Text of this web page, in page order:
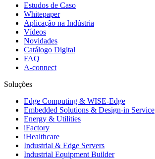
Estudos de Caso
Whitepaper
Aplicação na Indústria
Vídeos
Novidades
Catálogo Digital
FAQ
A-connect
Soluções
Edge Computing & WISE-Edge
Embedded Solutions & Design-in Service
Energy & Utilities
iFactory
iHealthcare
Industrial & Edge Servers
Industrial Equipment Builder